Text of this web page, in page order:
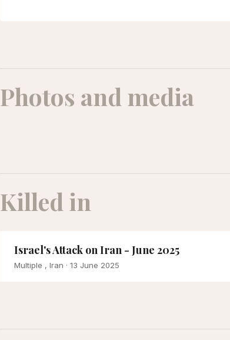
Photos and media
Killed in
Israel's Attack on Iran - June 2025
Multiple , Iran · 13 June 2025